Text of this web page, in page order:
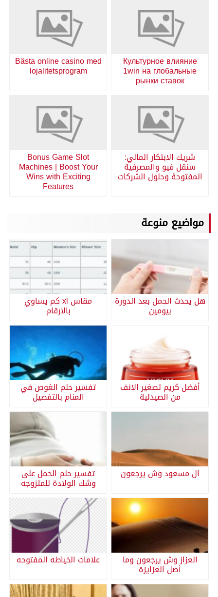
Культурное влияние
1win на глобальные
рынки ставок
Bästa online casino med
lojalitetsprogram
شريك الابتكار المالي:
سنقل فيو والمصرفية
المفتوحة وحلول الشركات
Bonus Game Slot
Machines | Boost Your
Wins with Exciting
Features
مواضيع منوعة
هل يحدث الحمل بعد الدورة
بيومين
مقاس xl كم يساوي
بالارقام
أفضل كريم تصغير الانف
من الصيدلية
تفسير حلم الغوص في
المنام بالتفصيل
ال مسعود وش يرجعون تفسير حلم الحمل على
وشك الولادة للمتزوجه
العزاز وش يرجعون وما
أصل العزايزة
علامات الخياطه المفتوحه